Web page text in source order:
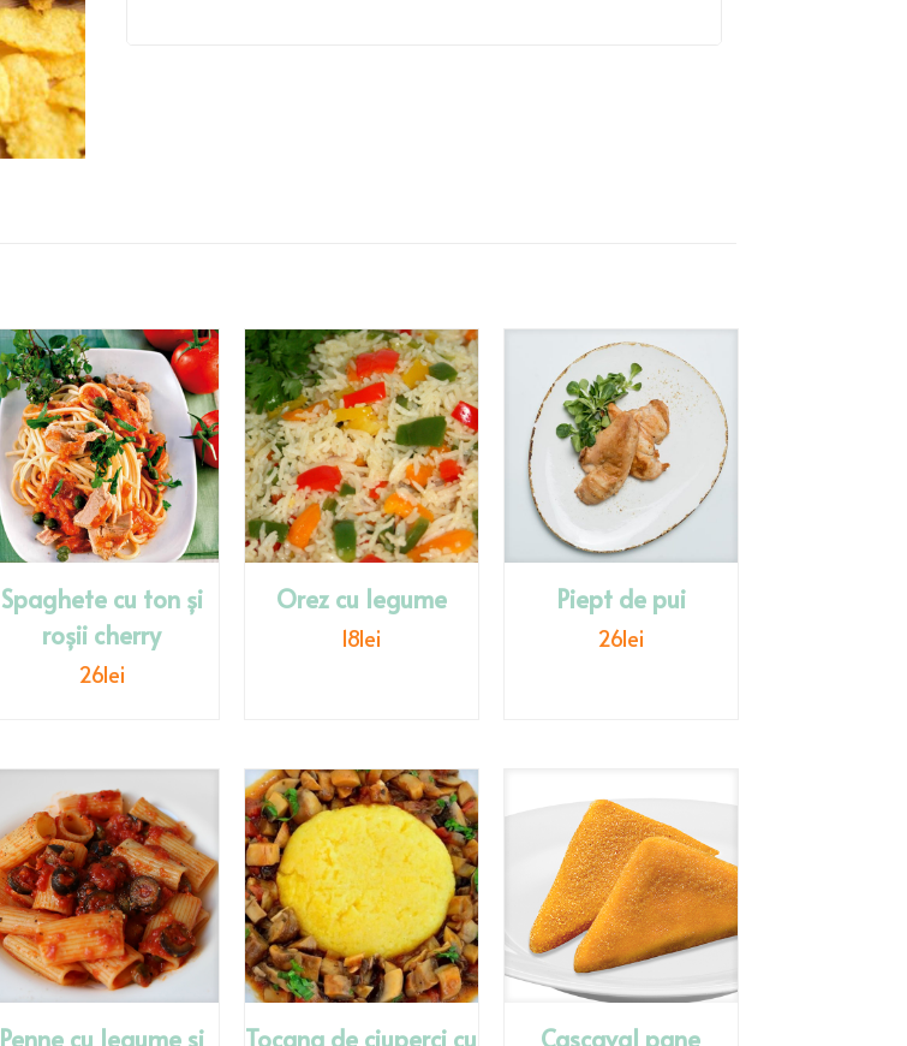
Spaghete cu ton și
roșii cherry
26lei
Orez cu legume
18lei
Piept de pui
26lei
Penne cu legume si Tocana de ciuperci cu Cascaval pane